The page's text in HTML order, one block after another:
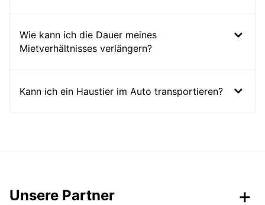
Wie kann ich die Dauer meines
Mietverhältnisses verlängern?
Kann ich ein Haustier im Auto transportieren?
Unsere Partner